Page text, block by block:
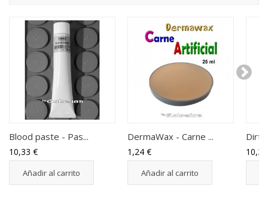
Blood paste - Pas...
10,33 €
Añadir al carrito
DermaWax - Carne ...
1,24 €
Añadir al carrito